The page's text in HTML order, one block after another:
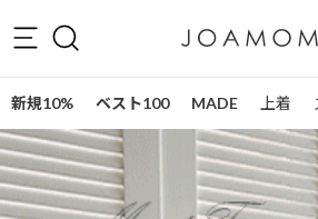
新規10% ベスト100 MADE 上着